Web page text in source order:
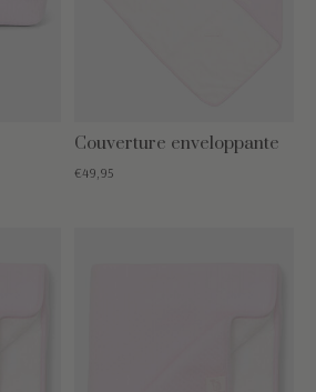
Couverture enveloppante
€49,95